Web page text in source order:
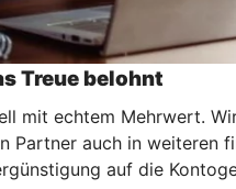
Treue belohnt
mit echtem Mehrwert.
Partner auch in weiteren
auf die